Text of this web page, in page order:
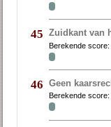
45 Zuidkant van
Berekende
46 Geen
Berekende